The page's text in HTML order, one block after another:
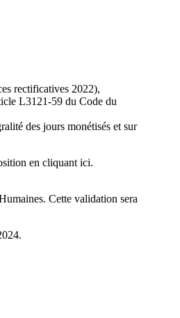
rectificatives 2022),
L3121-59 du Code du
des jours monétisés et sur
en cliquant ici.
Cette validation sera